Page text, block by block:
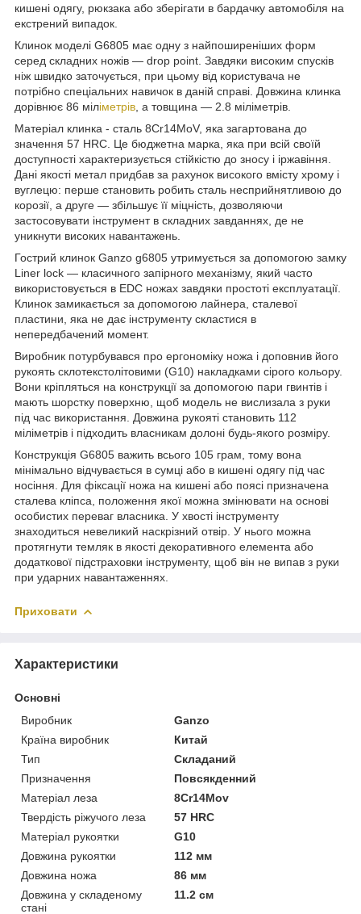
кишені одягу, рюкзака або зберігати в бардачку автомобіля на
екстрений випадок.
Клинок моделі G6805 має одну з найпоширеніших форм
серед складних ножів — drop point. Завдяки високим спусків
ніж швидко заточується, при цьому від користувача не
потрібно спеціальних навичок в даній справі. Довжина клинка
дорівнює 86 міліметрів , а товщина — 2.8 міліметрів.
Матеріал клинка - сталь 8Cr14MoV, яка загартована до
значення 57 HRC. Це бюджетна марка, яка при всій своїй
доступності характеризується стійкістю до зносу і іржавіння.
Дані якості метал придбав за рахунок високого вмісту хрому і
вуглецю: перше становить робить сталь несприйнятливою до
корозії, а друге — збільшує її міцність, дозволяючи
застосовувати інструмент в складних завданнях, де не
уникнути високих навантажень.
Гострий клинок Ganzo g6805 утримується за допомогою замку
Liner lock — класичного запірного механізму, який часто
використовується в EDC ножах завдяки простоті експлуатації.
Клинок замикається за допомогою лайнера, сталевої
пластини, яка не дає інструменту скластися в
непередбачений момент.
Виробник потурбувався про ергономіку ножа і доповнив його
рукоять склотекстолітовими (G10) накладками сірого кольору.
Вони кріпляться на конструкції за допомогою пари гвинтів і
мають шорстку поверхню, щоб модель не вислизала з руки
під час використання. Довжина рукояті становить 112
міліметрів і підходить власникам долоні будь-якого розміру.
Конструкція G6805 важить всього 105 грам, тому вона
мінімально відчувається в сумці або в кишені одягу під час
носіння. Для фіксації ножа на кишені або поясі призначена
сталева кліпса, положення якої можна змінювати на основі
особистих переваг власника. У хвості інструменту
знаходиться невеликий наскрізний отвір. У нього можна
протягнути темляк в якості декоративного елемента або
додаткової підстраховки інструменту, щоб він не випав з руки
при ударних навантаженнях.
Приховати
Характеристики
Основні
Виробник
Ganzo
Країна виробник
Китай
Тип
Складаний
Призначення
Повсякденний
Матеріал леза
8Cr14Mov
Твердість ріжучого леза
57 HRC
Матеріал рукоятки
G10
Довжина рукоятки
112 мм
Довжина ножа
86 мм
Довжина у складеному
стані
11.2 см